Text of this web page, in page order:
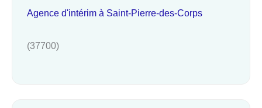
Agence d'intérim à Saint-Pierre-des-Corps
(37700)